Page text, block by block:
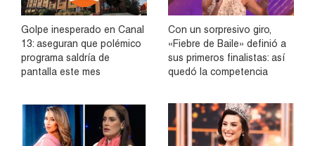
Golpe inesperado en Canal
13: aseguran que polémico
programa saldría de
pantalla este mes
Con un sorpresivo giro,
«Fiebre de Baile» definió a
sus primeros finalistas: así
quedó la competencia